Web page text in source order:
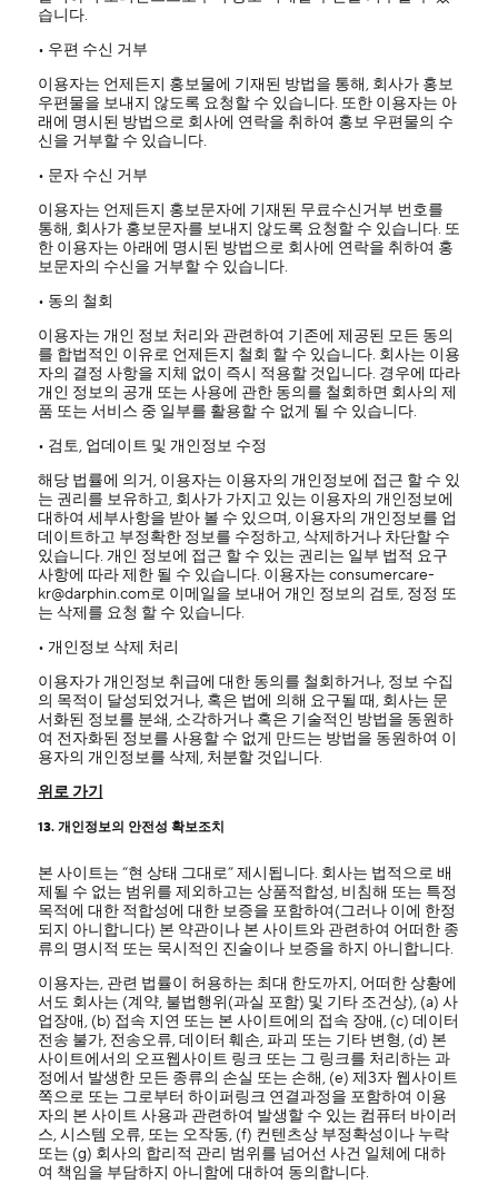
습니다.
• 우편 수신 거부
이용자는 언제든지 홍보물에 기재된 방법을 통해, 회사가 홍보
우편물을 보내지 않도록 요청할 수 있습니다. 또한 이용자는 아
래에 명시된 방법으로 회사에 연락을 취하여 홍보 우편물의 수
신을 거부할 수 있습니다.
• 문자 수신 거부
이용자는 언제든지 홍보문자에 기재된 무료수신거부 번호를
통해, 회사가 홍보문자를 보내지 않도록 요청할 수 있습니다. 또
한 이용자는 아래에 명시된 방법으로 회사에 연락을 취하여 홍
보문자의 수신을 거부할 수 있습니다.
• 동의 철회
이용자는 개인 정보 처리와 관련하여 기존에 제공된 모든 동의
를 합법적인 이유로 언제든지 철회 할 수 있습니다. 회사는 이용
자의 결정 사항을 지체 없이 즉시 적용할 것입니다. 경우에 따라
개인 정보의 공개 또는 사용에 관한 동의를 철회하면 회사의 제
품 또는 서비스 중 일부를 활용할 수 없게 될 수 있습니다.
• 검토, 업데이트 및 개인정보 수정
해당 법률에 의거, 이용자는 이용자의 개인정보에 접근 할 수 있
는 권리를 보유하고, 회사가 가지고 있는 이용자의 개인정보에
대하여 세부사항을 받아 볼 수 있으며, 이용자의 개인정보를 업
데이트하고 부정확한 정보를 수정하고, 삭제하거나 차단할 수
있습니다. 개인 정보에 접근 할 수 있는 권리는 일부 법적 요구
사항에 따라 제한 될 수 있습니다. 이용자는 consumercare-
kr@darphin.com로 이메일을 보내어 개인 정보의 검토, 정정 또
는 삭제를 요청 할 수 있습니다.
• 개인정보 삭제 처리
이용자가 개인정보 취급에 대한 동의를 철회하거나, 정보 수집
의 목적이 달성되었거나, 혹은 법에 의해 요구될 때, 회사는 문
서화된 정보를 분쇄, 소각하거나 혹은 기술적인 방법을 동원하
여 전자화된 정보를 사용할 수 없게 만드는 방법을 동원하여 이
용자의 개인정보를 삭제, 처분할 것입니다.
위로 가기
13. 개인정보의 안전성 확보조치
본 사이트는 “현 상태 그대로” 제시됩니다. 회사는 법적으로 배
제될 수 없는 범위를 제외하고는 상품적합성, 비침해 또는 특정
목적에 대한 적합성에 대한 보증을 포함하여(그러나 이에 한정
되지 아니합니다) 본 약관이나 본 사이트와 관련하여 어떠한 종
류의 명시적 또는 묵시적인 진술이나 보증을 하지 아니합니다.
이용자는, 관련 법률이 허용하는 최대 한도까지, 어떠한 상황에
서도 회사는 (계약, 불법행위(과실 포함) 및 기타 조건상), (a) 사
업장애, (b) 접속 지연 또는 본 사이트에의 접속 장애, (c) 데이터
전송 불가, 전송오류, 데이터 훼손, 파괴 또는 기타 변형, (d) 본
사이트에서의 오프웹사이트 링크 또는 그 링크를 처리하는 과
정에서 발생한 모든 종류의 손실 또는 손해, (e) 제3자 웹사이트
쪽으로 또는 그로부터 하이퍼링크 연결과정을 포함하여 이용
자의 본 사이트 사용과 관련하여 발생할 수 있는 컴퓨터 바이러
스, 시스템 오류, 또는 오작동, (f) 컨텐츠상 부정확성이나 누락
또는 (g) 회사의 합리적 관리 범위를 넘어선 사건 일체에 대하
여 책임을 부담하지 아니함에 대하여 동의합니다.